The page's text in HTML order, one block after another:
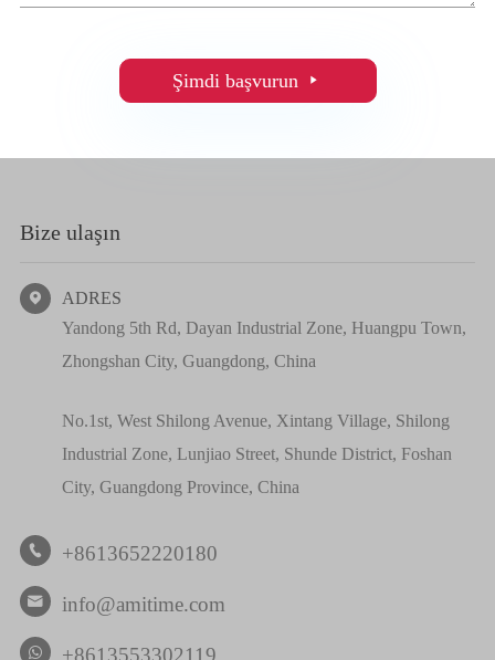
Şimdi başvurun 
Bize ulaşın

ADRES
Yandong 5th Rd, Dayan Industrial Zone, Huangpu Town,
Zhongshan City, Guangdong, China
No.1st, West Shilong Avenue, Xintang Village, Shilong
Industrial Zone, Lunjiao Street, Shunde District, Foshan
City, Guangdong Province, China
 +8613652220180
 info@amitime.com